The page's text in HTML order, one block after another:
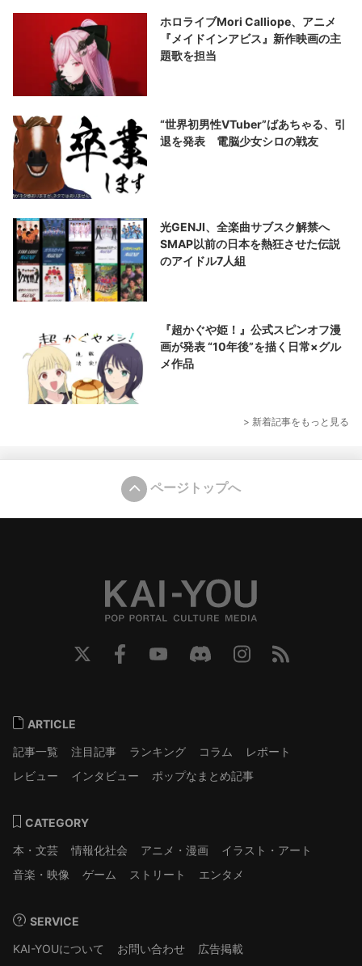
ホロライブMori Calliope、アニメ
『メイドインアビス』新作映画の主
題歌を担当
“世界初男性VTuber”ばあちゃる、引
退を発表 電脳少女シロの戦友
光GENJI、全楽曲サブスク解禁へ
SMAP以前の日本を熱狂させた伝説
のアイドル7人組
『超かぐや姫！』公式スピンオフ漫
画が発表 “10年後”を描く日常×グル
メ作品
> 新着記事をもっと見る
ページトップへ
ARTICLE
記事一覧
注目記事 ランキング コラム
レポート
レビュー
インタビュー ポップなまとめ記事
CATEGORY
本・文芸
情報化社会 アニメ・漫画
イラスト・アート
音楽・映像
ゲーム ストリート エンタメ
SERVICE
KAI-YOUについて
お問い合わせ
広告掲載